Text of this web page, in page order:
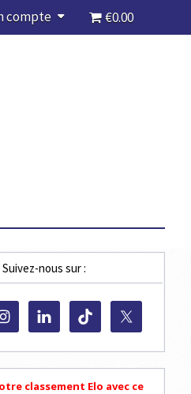
compte €0.00
Suivez-nous sur :
classement Elo avec ce